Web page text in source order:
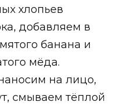
хлопьев
добавляем в
банана и
мёда.
на лицо,
смываем тёплой